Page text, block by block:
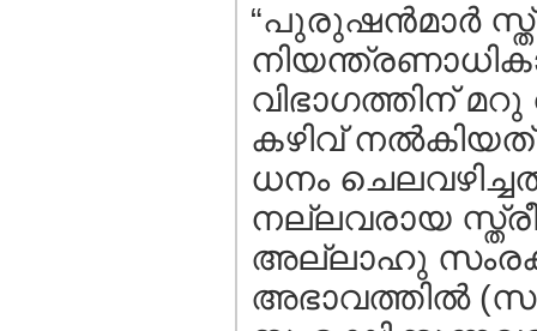
“പുരുഷന്‍മാര്‍
വിഭാഗത്തിന്‌
കഴിവ്‌
ധനം
നല്ലവരായ
അല്ലാഹു
അഭാവത്തില്‍